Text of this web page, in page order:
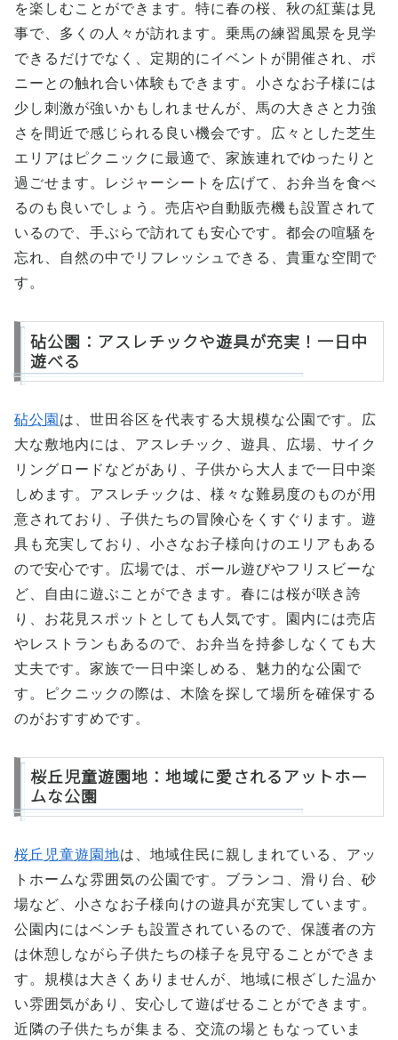
を楽しむことができます。特に春の桜、秋の紅葉は見
事で、多くの人々が訪れます。乗馬の練習風景を見学
できるだけでなく、定期的にイベントが開催され、ポ
ニーとの触れ合い体験もできます。小さなお子様には
少し刺激が強いかもしれませんが、馬の大きさと力強
さを間近で感じられる良い機会です。広々とした芝生
エリアはピクニックに最適で、家族連れでゆったりと
過ごせます。レジャーシートを広げて、お弁当を食べ
るのも良いでしょう。売店や自動販売機も設置されて
いるので、手ぶらで訪れても安心です。都会の喧騒を
忘れ、自然の中でリフレッシュできる、貴重な空間で
す。
砧公園：アスレチックや遊具が充実！一日中
遊べる
砧公園 は、世田谷区を代表する大規模な公園です。広
大な敷地内には、アスレチック、遊具、広場、サイク
リングロードなどがあり、子供から大人まで一日中楽
しめます。アスレチックは、様々な難易度のものが用
意されており、子供たちの冒険心をくすぐります。遊
具も充実しており、小さなお子様向けのエリアもある
ので安心です。広場では、ボール遊びやフリスビーな
ど、自由に遊ぶことができます。春には桜が咲き誇
り、お花見スポットとしても人気です。園内には売店
やレストランもあるので、お弁当を持参しなくても大
丈夫です。家族で一日中楽しめる、魅力的な公園で
す。ピクニックの際は、木陰を探して場所を確保する
のがおすすめです。
桜丘児童遊園地：地域に愛されるアットホー
ムな公園
桜丘児童遊園地は、地域住民に親しまれている、アッ
トホームな雰囲気の公園です。ブランコ、滑り台、砂
場など、小さなお子様向けの遊具が充実しています。
公園内にはベンチも設置されているので、保護者の方
は休憩しながら子供たちの様子を見守ることができま
す。規模は大きくありませんが、地域に根ざした温か
い雰囲気があり、安心して遊ばせることができます。
近隣の子供たちが集まる、交流の場ともなっていま